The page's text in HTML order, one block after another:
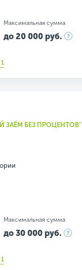
Максимальная сумма
до 20 000 руб.
ЗАЁМ БЕЗ ПРОЦЕНТОВ"
Максимальная сумма
до 30 000 руб.